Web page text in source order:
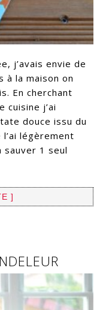
j’avais envie de
à la maison on
En cherchant
cuisine j’ai
douce issu du
légèrement
sauver 1 seul
]